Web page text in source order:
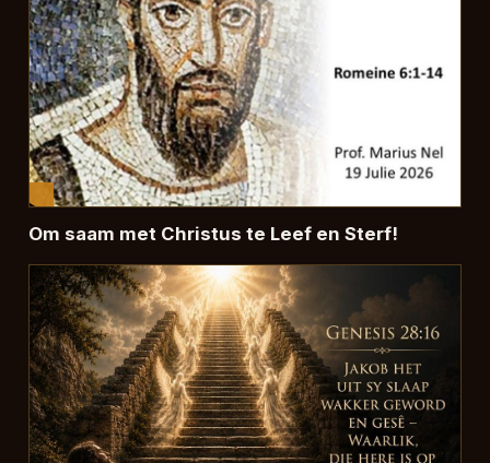
Om saam met Christus te Leef en Sterf!